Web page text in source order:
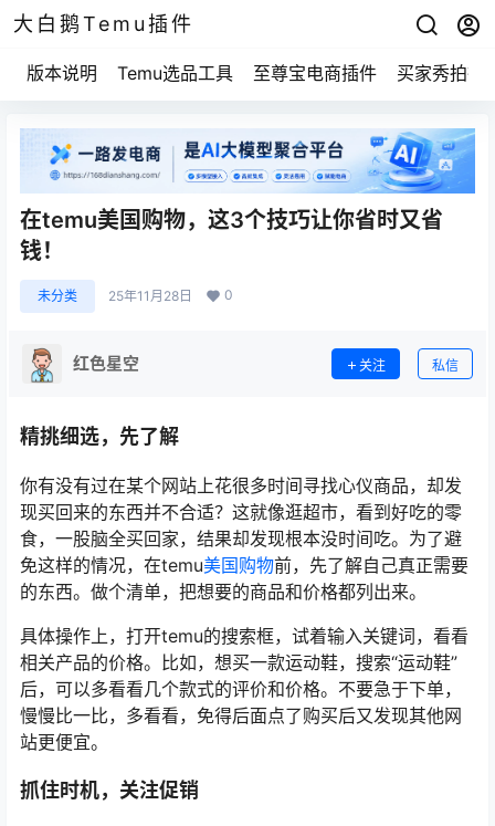
大白鹅Temu插件
版本说明 Temu选品工具 至尊宝电商插件 买家秀拍摄
在temu美国购物，这3个技巧让你省时又省
钱！
未分类 25年11月28日 0
红色星空 关注 私信
精挑细选，先了解
你有没有过在某个网站上花很多时间寻找心仪商品，却发
现买回来的东西并不合适？这就像逛超市，看到好吃的零
食，一股脑全买回家，结果却发现根本没时间吃。为了避
免这样的情况，在temu美国购物前，先了解自己真正需要
的东西。做个清单，把想要的商品和价格都列出来。
具体操作上，打开temu的搜索框，试着输入关键词，看看
相关产品的价格。比如，想买一款运动鞋，搜索“运动鞋”
后，可以多看看几个款式的评价和价格。不要急于下单，
慢慢比一比，多看看，免得后面点了购买后又发现其他网
站更便宜。
抓住时机，关注促销